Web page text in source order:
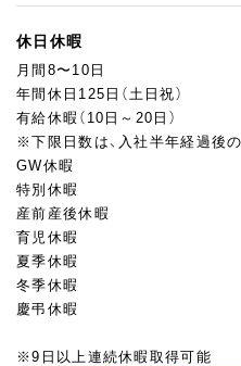
ったりのお仕事です☆
食べることが好き！スイーツが
そんな想いをお持ちの方なら、
ます◎
休日休暇
月間8〜10日
年間休日125日（土日祝）
有給休暇（10日～20日）
※下限日数は、入社半年経過後
GW休暇
特別休暇
産前産後休暇
育児休暇
夏季休暇
冬季休暇
慶弔休暇
※9日以上連続休暇取得可能